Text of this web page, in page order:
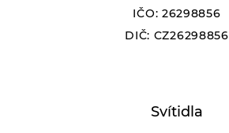
IČO: 26298856
DIČ: CZ26298856
Svítidla